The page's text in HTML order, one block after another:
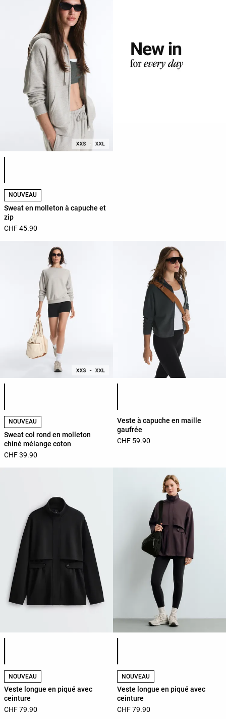
Liste des couleurs du produit
NOUVEAU
Sweat en molleton à capuche et
zip
CHF 45.90
Liste des couleurs du produit
NOUVEAU
Sweat col rond en molleton
chiné mélange coton
CHF 39.90
Liste des couleurs du produit
Veste à capuche en maille
gaufrée
CHF 59.90
Liste des couleurs du produit
NOUVEAU
Veste longue en piqué avec
ceinture
CHF 79.90
Liste des couleurs du produit
NOUVEAU
Veste longue en piqué avec
ceinture
CHF 79.90